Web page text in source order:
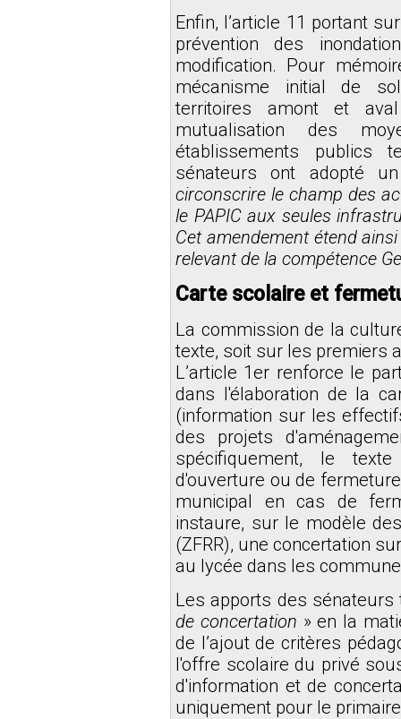
Enfin, l’article 11 portant
prévention des
modification. Pour
mécanisme initial de
territoires amont et
mutualisation des
établissements publics
sénateurs ont adopté
circonscrire le champ des
le PAPIC aux seules
Cet amendement étend
relevant de la compétence
Carte scolaire et
La commission de la
texte, soit sur les premiers
L’article 1er renforce le
dans l'élaboration de la
(information sur les
des projets
spécifiquement, le
d'ouverture ou de
municipal en cas de
instaure, sur le modèle
(ZFRR), une concertation
au lycée dans les
Les apports des
de concertation » en la
de l’ajout de critères
l'offre scolaire du privé
d'information et de
uniquement pour le